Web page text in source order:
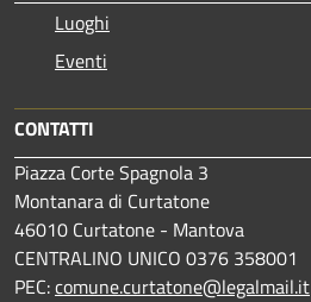
Luoghi
Eventi
CONTATTI
Piazza Corte Spagnola 3
Montanara di Curtatone
46010 Curtatone - Mantova
CENTRALINO UNICO 0376 358001
PEC:comune.curtatone@legalmail.it